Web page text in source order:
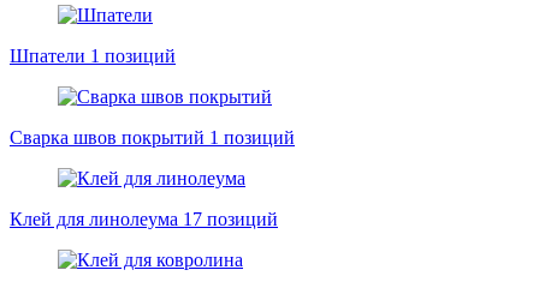
Шпатели 1 позиций
Сварка швов покрытий 1 позиций
Клей для линолеума 17 позиций